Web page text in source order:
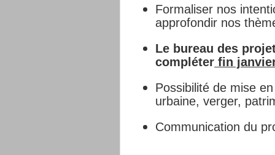
Formaliser nos
approfondir nos
Le bureau des
compléter fin
Possibilité de mise
urbaine, verger,
Communication du